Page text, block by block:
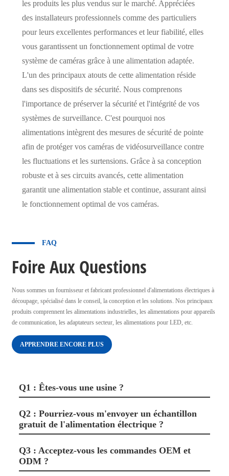
les produits les plus vendus sur le marché. Appréciées
des installateurs professionnels comme des particuliers
pour leurs excellentes performances et leur fiabilité, elles
vous garantissent un fonctionnement optimal de votre
système de caméras grâce à une alimentation adaptée.
L'un des principaux atouts de cette alimentation réside
dans ses dispositifs de sécurité. Nous comprenons
l'importance de préserver la sécurité et l'intégrité de vos
systèmes de surveillance. C'est pourquoi nos
alimentations intègrent des mesures de sécurité de pointe
afin de protéger vos caméras de vidéosurveillance contre
les fluctuations et les surtensions. Grâce à sa conception
robuste et à ses circuits avancés, cette alimentation
garantit une alimentation stable et continue, assurant ainsi
le fonctionnement optimal de vos caméras.
FAQ
Foire Aux Questions
Nous sommes un fournisseur et fabricant professionnel d'alimentations électriques à
découpage, spécialisé dans le conseil, la conception et les solutions. Nos principaux
produits comprennent les alimentations industrielles, les alimentations pour appareils
de communication, les adaptateurs secteur, les alimentations pour LED, etc.
APPRENDRE ENCORE PLUS
Q1 : Êtes-vous une usine ?
Q2 : Pourriez-vous m'envoyer un échantillon
gratuit de l'alimentation électrique ?
Q3 : Acceptez-vous les commandes OEM et
ODM ?